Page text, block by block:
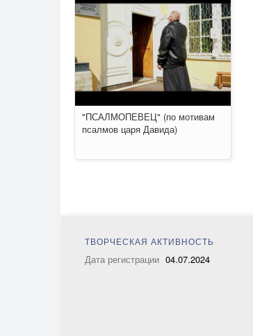
"ПСАЛМОПЕВЕЦ" (по мотивам
псалмов царя Давида)
ТВОРЧЕСКАЯ АКТИВНОСТЬ
Дата регистрации 04.07.2024